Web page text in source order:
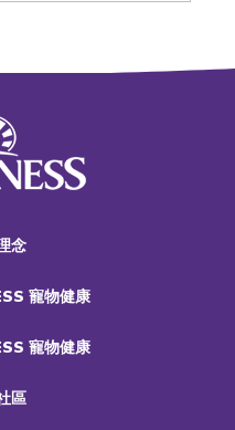
念
寵物健康
寵物健康
區